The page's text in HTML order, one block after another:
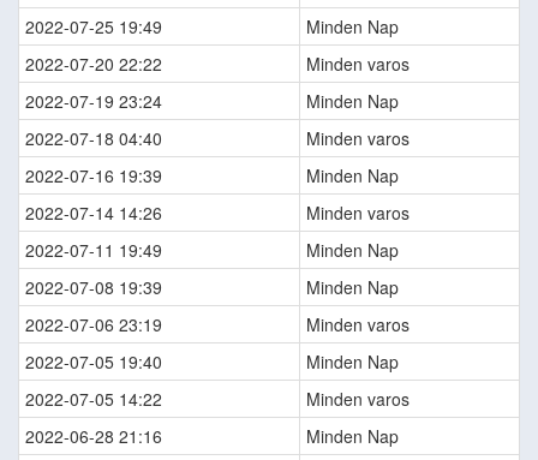
2022-07-25 19:49
Minden Nap
2022-07-20 22:22
Minden varos
2022-07-19 23:24
Minden Nap
2022-07-18 04:40
Minden varos
2022-07-16 19:39
Minden Nap
2022-07-14 14:26
Minden varos
2022-07-11 19:49
Minden Nap
2022-07-08 19:39
Minden Nap
2022-07-06 23:19
Minden varos
2022-07-05 19:40
Minden Nap
2022-07-05 14:22
Minden varos
2022-06-28 21:16
Minden Nap